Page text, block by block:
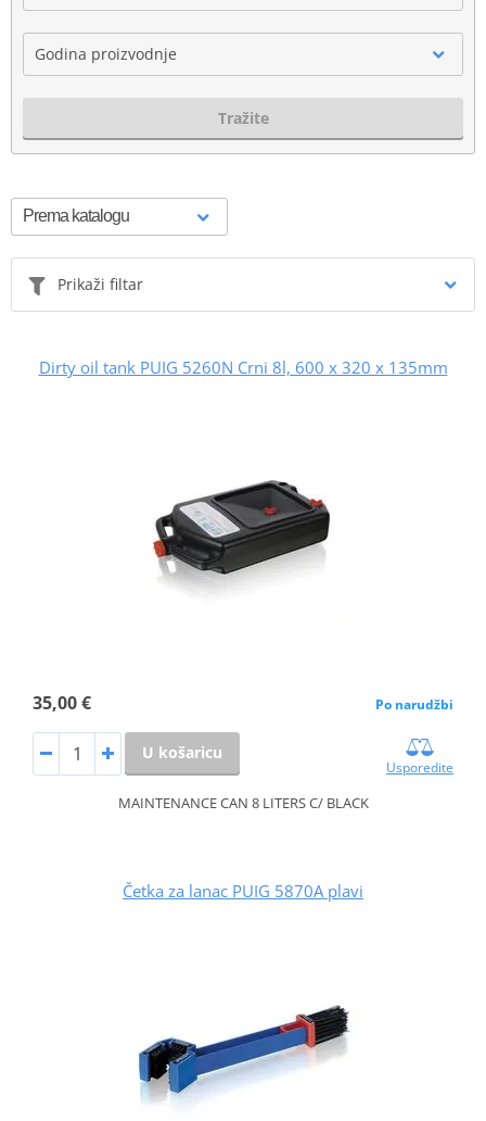
Godina proizvodnje
Tražite
Prikaži filtar
Dirty oil tank PUIG 5260N Crni 8l, 600 x 320 x 135mm
35,00 € Po narudžbi
U košaricu
Usporedite
MAINTENANCE CAN 8 LITERS C/ BLACK
Četka za lanac PUIG 5870A plavi